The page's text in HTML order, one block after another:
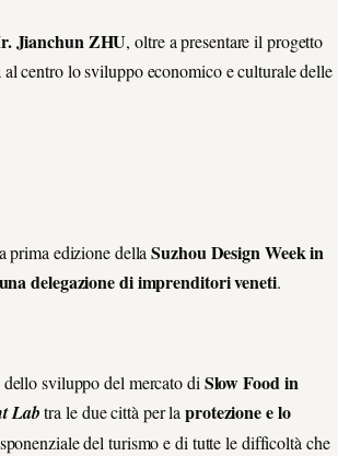
Jianchun ZHU, oltre a presentare il progetto
al centro lo sviluppo economico e culturale delle
prima edizione dellaSuzhou Design Week in
una delegazione di imprenditori veneti.
dello sviluppo del mercato di Slow Food in
Labtra le due città per laprotezione e lo
del turismo e di tutte le difficoltà che